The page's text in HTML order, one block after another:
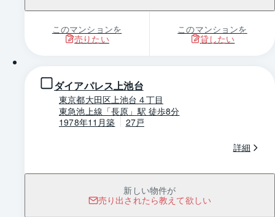
このマンションを
売りたい
このマンションを
貸したい
ダイアパレス上池台
東京都大田区上池台４丁目
東急池上線「長原」駅 徒歩8分
1978年11月築
27戸
詳細
新しい物件が
売り出されたら教えて欲しい